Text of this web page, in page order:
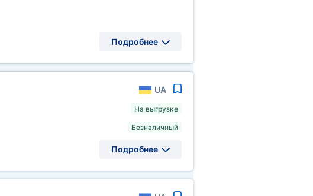
Подробнее
UA
На выгрузке
Безналичный
Подробнее